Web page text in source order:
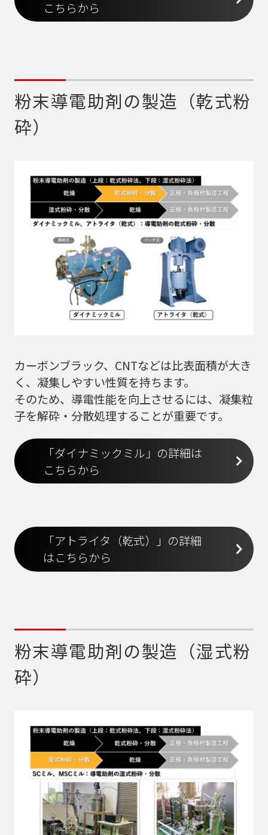
こちらから
粉末導電助剤の製造（乾式粉
砕）
カーボンブラック、CNTなどは比表面積が大き
く、凝集しやすい性質を持ちます。
そのため、導電性能を向上させるには、凝集粒
子を解砕・分散処理することが重要です。
「ダイナミックミル」の詳細は
こちらから
「アトライタ（乾式）」の詳細
はこちらから
粉末導電助剤の製造（湿式粉
砕）